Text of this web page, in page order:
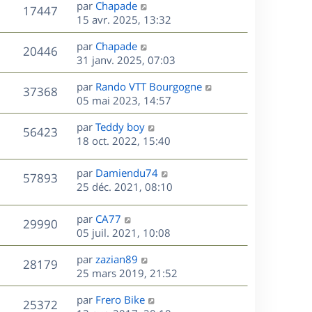
n
i
e
r
m
e
s
s
a
g
e
17447V
u
e
s
D
e
r
n
i
e
r
m
e
s
s
a
g
e
par Chapade
15 avr. 2025, 13:32
20446V
u
e
s
D
e
r
n
i
e
r
m
e
s
s
e
par Chapade
31 janv. 2025, 07:03
37368V
u
e
D
e
r
n
i
e
r
m
s
a
e
par Rando VTT Bourgogne
05 mai 2023, 14:57
56423V
u
e
s
D
e
n
i
r
m
e
s
a
e
par Teddy boy
18 oct. 2022, 15:40
57893V
u
e
D
e
i
e
r
m
e
s
par Damiendu74
25 déc. 2021, 08:10
29990V
u
s
D
e
r
n
i
e
r
par CA77
05 juil. 2021, 10:08
28179V
u
D
e
r
n
par zazian89
25 mars 2019, 21:52
25372V
D
par Frero Bike